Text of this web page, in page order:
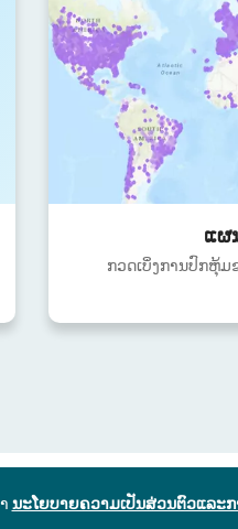
ແຜ
ກວດເບິ່ງການປົກຫຸ້
ນະໂຍບາຍຄວາມເປັນສ່ວນຕົວແລະ